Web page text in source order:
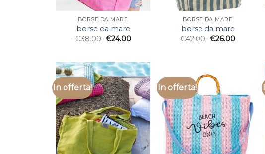
BORSE DA MARE
borse da mare
€38.00 €24.00
BORSE DA MARE
borse da mare
€42.00 €26.00
In offerta! In offerta!